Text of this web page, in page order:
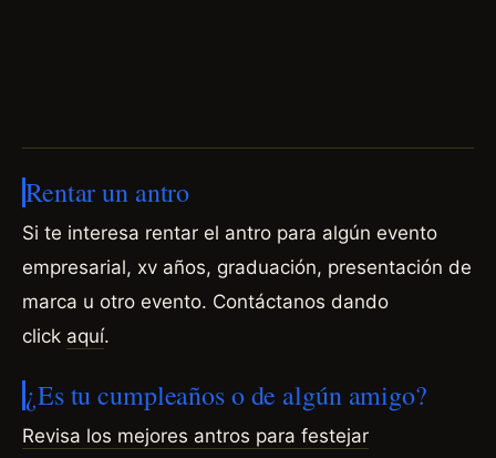
Rentar un antro
Si te interesa rentar el antro para algún evento
empresarial, xv años, graduación, presentación de
marca u otro evento. Contáctanos dando
click aquí.
¿Es tu cumpleaños o de algún amigo?
Revisa los mejores antros para festejar